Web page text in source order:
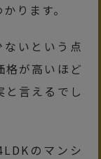
ります。
いという点
格が高いほど
言えるでし
のマンシ